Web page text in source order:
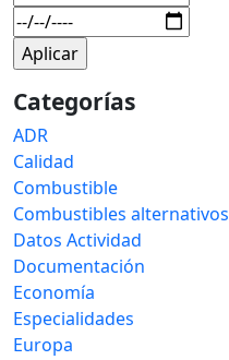
Categorías
ADR
Calidad
Combustible
Combustibles alternativos
Datos Actividad
Documentación
Economía
Especialidades
Europa